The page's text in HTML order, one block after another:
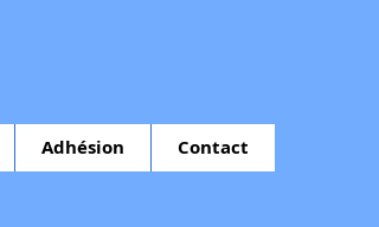
Adhésion Contact